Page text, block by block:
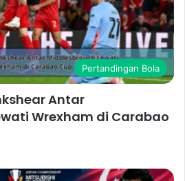
Pertandingan Bola
Antar
Wrexham di Carabao